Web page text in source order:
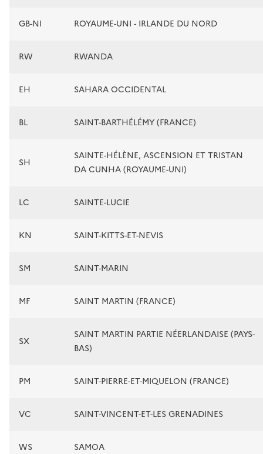
GB-NI ROYAUME-UNI - IRLANDE DU NORD
RW RWANDA
EH SAHARA OCCIDENTAL
BL SAINT-BARTHÉLÉMY (FRANCE)
SH
SAINTE-HÉLÈNE, ASCENSION ET TRISTAN
DA CUNHA (ROYAUME-UNI)
LC SAINTE-LUCIE
KN SAINT-KITTS-ET-NEVIS
SM SAINT-MARIN
MF SAINT MARTIN (FRANCE)
SX
SAINT MARTIN PARTIE NÉERLANDAISE (PAYS-
BAS)
PM SAINT-PIERRE-ET-MIQUELON (FRANCE)
VC SAINT-VINCENT-ET-LES GRENADINES
WS SAMOA